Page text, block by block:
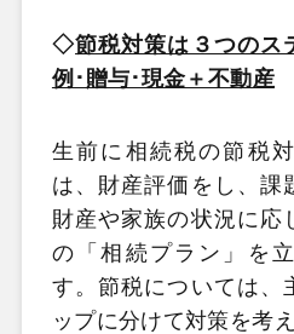
◇節税対策は３つの
例･贈与･現金＋不動産
生前に相続税の節税
は、財産評価をし、課
財産や家族の状況に応
の「相続プラン」を
す。節税については、
ッ プに分けて対策を考